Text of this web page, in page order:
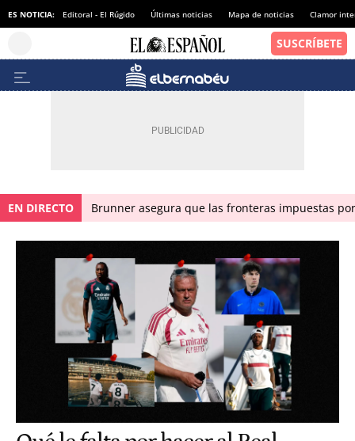
ES NOTICIA: Editoral - El Rúgido Últimas noticias Mapa de noticias Clamor
EN DIRECTO Brunner asegura que las fronteras impuestas